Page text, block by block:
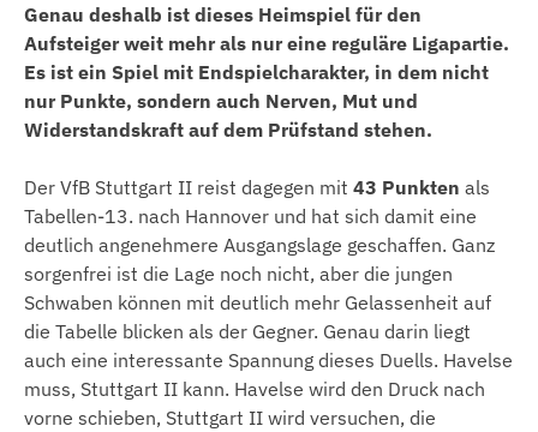
Genau deshalb ist dieses Heimspiel für den
Aufsteiger weit mehr als nur eine reguläre Ligapartie.
Es ist ein Spiel mit Endspielcharakter, in dem nicht
nur Punkte, sondern auch Nerven, Mut und
Widerstandskraft auf dem Prüfstand stehen.
Der VfB Stuttgart II reist dagegen mit 43 Punkten als
Tabellen-13. nach Hannover und hat sich damit eine
deutlich angenehmere Ausgangslage geschaffen. Ganz
sorgenfrei ist die Lage noch nicht, aber die jungen
Schwaben können mit deutlich mehr Gelassenheit auf
die Tabelle blicken als der Gegner. Genau darin liegt
auch eine interessante Spannung dieses Duells. Havelse
muss, Stuttgart II kann. Havelse wird den Druck nach
vorne schieben, Stuttgart II wird versuchen, die